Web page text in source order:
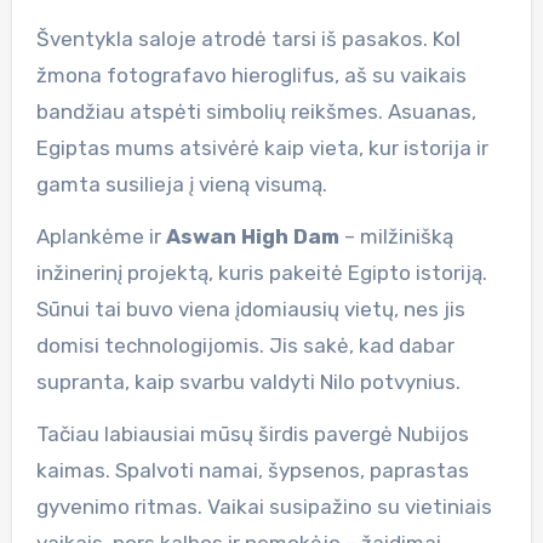
Šventykla saloje atrodė tarsi iš pasakos. Kol
žmona fotografavo hieroglifus, aš su vaikais
bandžiau atspėti simbolių reikšmes. Asuanas,
Egiptas mums atsivėrė kaip vieta, kur istorija ir
gamta susilieja į vieną visumą.
Aplankėme ir Aswan High Dam – milžinišką
inžinerinį projektą, kuris pakeitė Egipto istoriją.
Sūnui tai buvo viena įdomiausių vietų, nes jis
domisi technologijomis. Jis sakė, kad dabar
supranta, kaip svarbu valdyti Nilo potvynius.
Tačiau labiausiai mūsų širdis pavergė Nubijos
kaimas. Spalvoti namai, šypsenos, paprastas
gyvenimo ritmas. Vaikai susipažino su vietiniais